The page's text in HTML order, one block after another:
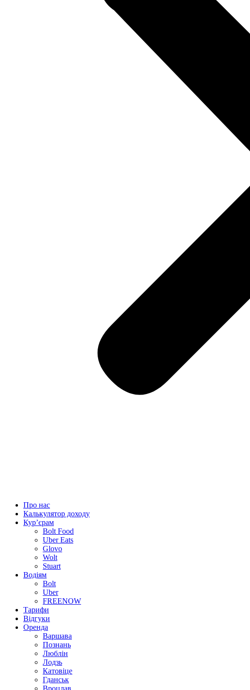
Про нас
Калькулятор доходу
Кур’єрам
Bolt Food
Uber Eats
Glovo
Wolt
Stuart
Водіям
Bolt
Uber
FREENOW
Тарифи
Відгуки
Оренда
Варшава
Познань
Люблін
Лодзь
Катовіце
Гданськ
Вроцлав